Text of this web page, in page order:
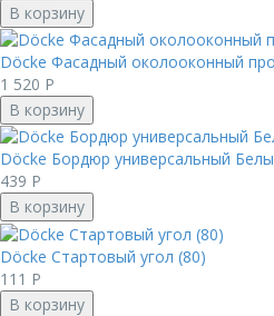
В корзину
Döcke Фасадный околооконный
1 520 Р
В корзину
Döcke Бордюр универсальный
439 Р
В корзину
Döcke Стартовый угол (80)
111 Р
В корзину